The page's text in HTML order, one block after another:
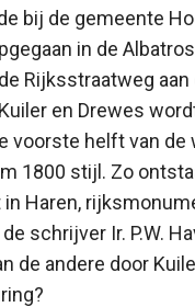
bij de gemeente
in de
Rijksstraatweg
en Drewes
voorste helft van
1800 stijl. Zo
Haren,
schrijver Ir. P.W.
andere door